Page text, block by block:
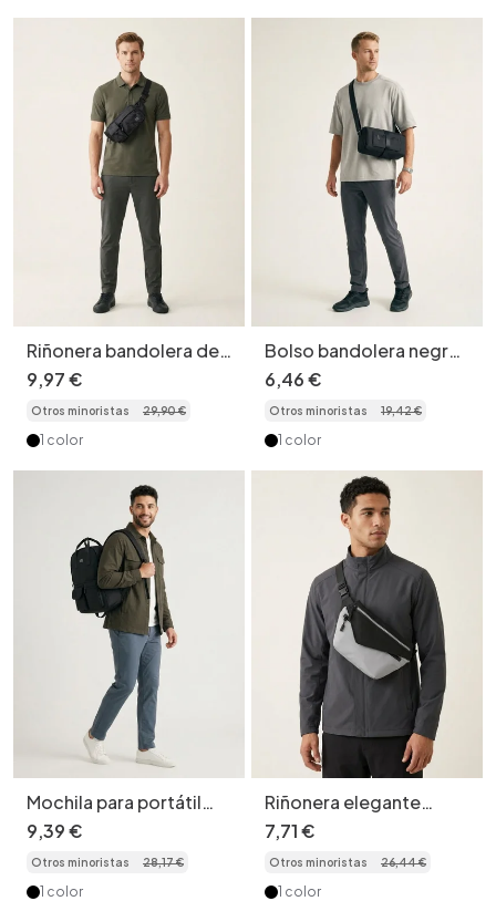
Riñonera bandolera de
camuflaje para hombre
- Estilo versátil
9,97€
Otros minoristas 29,90€
1 color
Bolso bandolera negro
para hombre - Ideal
para el gimnasio y los
viajes.
6,46€
Otros minoristas 19,42€
1 color
Mochila para portátil
con múltiples bolsillos:
elegante y duradera.
9,39€
Otros minoristas 28,17€
1 color
Riñonera elegante
bicolor - Bolso
bandolera moderno
7,71€
Otros minoristas 26,44€
1 color